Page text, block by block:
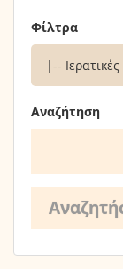
Φίλτρα
Αναζήτηση